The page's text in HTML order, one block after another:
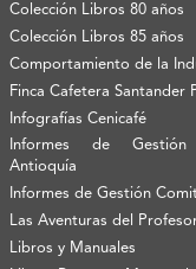
Colección Libros 80 años
Colección Libros 85 años
Comportamiento de la
Finca Cafetera Santander
Infografías Cenicafé
Informes de Gestión
Antioquía
Informes de Gestión
Las Aventuras del
Libros y Manuales